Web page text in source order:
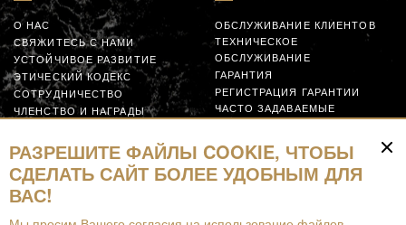
О НАС
СВЯЖИТЕСЬ С НАМИ
УСТОЙЧИВОЕ РАЗВИТИЕ
ЭТИЧЕСКИЙ КОДЕКС
СОТРУДНИЧЕСТВО
ЧЛЕНСТВО И НАГРАДЫ
СОТРУДНИЧАЙТЕ
ОБСЛУЖИВАНИЕ КЛИЕНТОВ
ТЕХНИЧЕСКОЕ
ОБСЛУЖИВАНИЕ
ГАРАНТИЯ
РЕГИСТРАЦИЯ ГАРАНТИИ
ЧАСТО ЗАДАВАЕМЫЕ
ВОПРОСЫ
Ресурсы
РАЗРЕШИТЕ ФАЙЛЫ COOKIE, ЧТОБЫ
СДЕЛАТЬ САЙТ БОЛЕЕ УДОБНЫМ ДЛЯ
ВАС!